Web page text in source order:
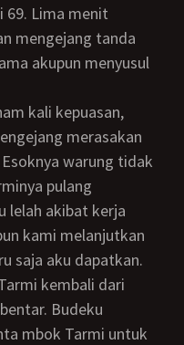
69. Lima menit
mengejang tanda
akupun menyusul
merasakan
warung tidak
pulang
lelah akibat kerja
kami melanjutkan
saja aku dapatkan.
Budeku
mbok Tarmi untuk